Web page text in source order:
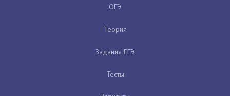
ОГЭ
Теория
Задания ЕГЭ
Тесты